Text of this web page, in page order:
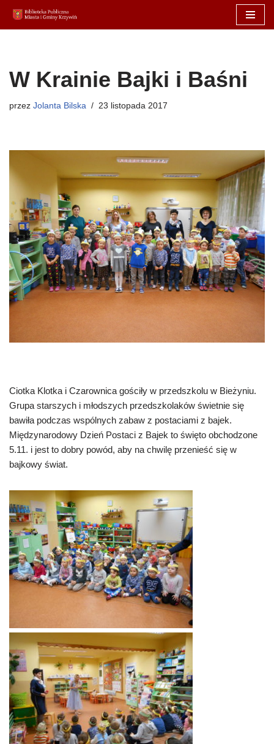
Przejdź
W Krainie Bajki i Baśni
przez Jolanta Bilska 23 listopada 2017
Ciotka Klotka i Czarownica gościły w przedszkolu w Bieżyniu.
Grupa starszych i młodszych przedszkolaków świetnie się
bawiła podczas wspólnych zabaw z postaciami z bajek.
Międzynarodowy Dzień Postaci z Bajek to święto obchodzone
5.11. i jest to dobry powód, aby na chwilę przenieść się w
bajkowy świat.